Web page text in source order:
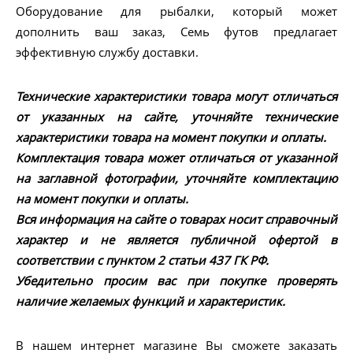
Оборудование для рыбалки, который может
дополнить ваш заказ, Семь футов предлагает
эффективную службу доставки.
Технические характеристики товара могут отличаться
от указанных на сайте, уточняйте технические
характеристики товара на момент покупки и оплаты.
Комплектация товара может отличаться от указанной
на заглавной фотографии, уточняйте комплектацию
на момент покупки и оплаты.
Вся информация на сайте о товарах носит справочный
характер и не является публичной офертой в
соответствии с пунктом 2 статьи 437 ГК РФ.
Убедительно просим вас при покупке проверять
наличие желаемых функций и характеристик.
В нашем интернет магазине Вы сможете заказать